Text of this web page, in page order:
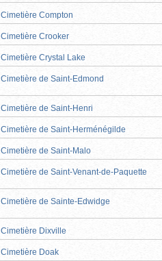
Cimetière Compton
Cimetière Crooker
Cimetière Crystal Lake
Cimetière de Saint-Edmond
Cimetière de Saint-Henri
Cimetière de Saint-Herménégilde
Cimetière de Saint-Malo
Cimetière de Saint-Venant-de-Paquette
Cimetière de Sainte-Edwidge
Cimetière Dixville
Cimetière Doak